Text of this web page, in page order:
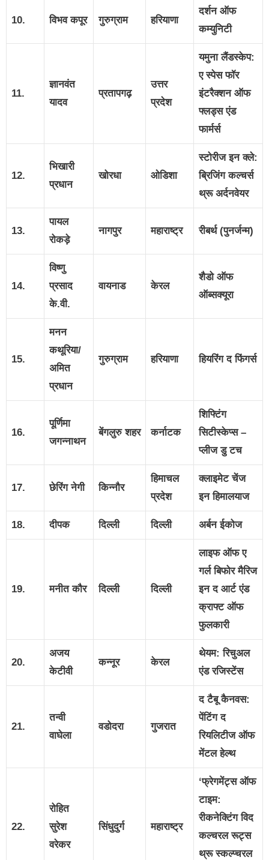
10. विभव कपूर गुरुग्राम हरियाणा
दर्शन ऑफ
कम्युनिटी
11.
ज्ञानवंत
यादव
प्रतापगढ़
उत्तर
प्रदेश
यमुना लैंडस्केप:
ए स्पेस फॉर
इंटरैक्शन ऑफ
फ्लड्स एंड
फार्मर्स
12.
भिखारी
प्रधान
खोरधा ओडिशा
स्टोरीज इन क्ले:
ब्रिजिंग कल्चर्स
थ्रू अर्दनवेयर
13.
पायल
रोकड़े
नागपुर महाराष्ट्र रीबर्थ (पुनर्जन्म)
14.
विष्णु
प्रसाद
के.वी.
वायनाड केरल
शैडो ऑफ
ऑब्सक्यूरा
15.
मनन
कथूरिया/
अमित
प्रधान
गुरुग्राम हरियाणा हियरिंग द फिंगर्स
16.
पूर्णिमा
जगन्‍नाथन
बेंगलुरु शहर कर्नाटक
शिफ्टिंग
सिटीस्केप्स –
प्लीज डु टच
17. छेरिंग नेगी किन्नौर
हिमाचल
प्रदेश
क्लाइमेट चेंज
इन हिमालयाज
18. दीपक दिल्ली दिल्ली अर्बन ईकोज
19. मनीत कौर दिल्ली दिल्ली
लाइफ ऑफ ए
गर्ल बिफोर मैरिज
इन द आर्ट एंड
क्राफ्ट ऑफ
फुलकारी
20.
अजय
केटीवी
कन्नूर केरल
थेयम: रिचुअल
एंड रजिस्टेंस
21.
तन्वी
वाघेला
वडोदरा गुजरात
द टैबू कैनवस:
पेंटिंग द
रियलिटीज ऑफ
मेंटल हेल्थ
22.
रोहित
सुरेश
वरेकर
सिंधुदुर्ग महाराष्ट्र
‘फ्रेगमेंट्स ऑफ
टाइम:
रीकनेक्टिंग विद
कल्चरल रूट्स
थ्रू स्कल्प्चरल